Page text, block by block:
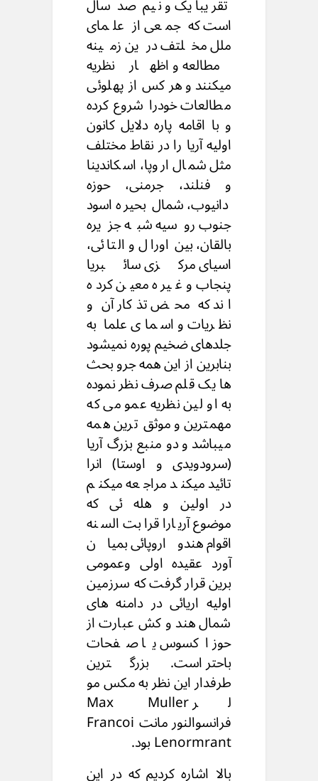
است که جمعی از علمای
ملل مخلتف درین زمینه
مطالعه و اظهار نظریه
میکنند و هر کس از پهلوئی
مطالعات خودرا شروع کرده
و با اقامه پاره دلایل کانون
اولیه آریا را در نقاط مختلف
مثل شمال اروپا، اسکاندینا
و فنلند، جرمنی، حوزه
دانیوب، شمال بحیره اسود
جنوب روسیه شبه جزیره
بالقان، بین اورال و التائی،
اسیای مرکزی سائبریا
پنجاب و غیره معین کرده
اند که محض تذکار آن و
نظریات و اسمای علما به
جلدهای ضخیم پوره نمیشود
بنابرین از این همه جرو بحث
ها یک قلم صرف نظر نموده
به او لین نظریه عمو می که
مهمترین و موثق ترین همه
میباشد و دو منبع بزرگ آریا
(سرودویدی و اوستا) انرا
تائید میکند مراجعه میکنم
در اولین و هله ئی که
موضوع آریارا قرابت السنه
اقوام هندواروپائی بمیان
آورد عقیده اولی وعمومی
برین قرار گرفت که سرزمین
اولیه اریائی در دامنه های
شمال هند و کش عبارت از
حوز اکسوس یا صفحات
باحتر است. بزرگترین
طرفدار این نظر به مکس مو
لر Max Muller
فرانسوالنور مانت Francoi
Lenormrant بود.
بالا اشاره کردیم که در این